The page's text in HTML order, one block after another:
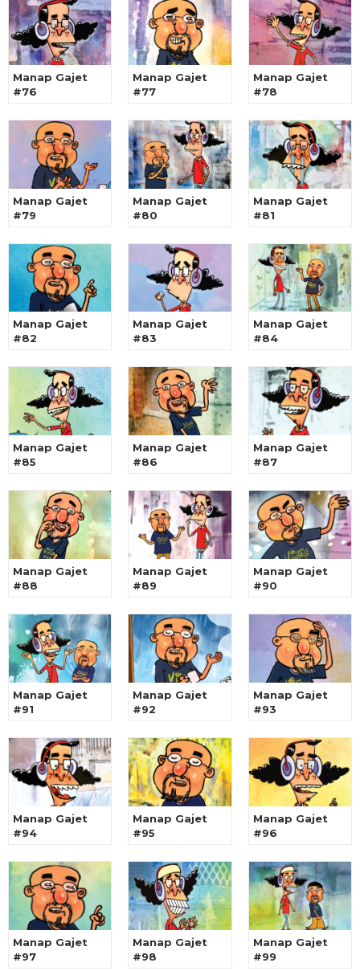
Manap Gajet
#76
Manap Gajet
#77
Manap Gajet
#78
Manap Gajet
#79
Manap Gajet
#80
Manap Gajet
#81
Manap Gajet
#82
Manap Gajet
#83
Manap Gajet
#84
Manap Gajet
#85
Manap Gajet
#86
Manap Gajet
#87
Manap Gajet
#88
Manap Gajet
#89
Manap Gajet
#90
Manap Gajet
#91
Manap Gajet
#92
Manap Gajet
#93
Manap Gajet
#94
Manap Gajet
#95
Manap Gajet
#96
Manap Gajet
#97
Manap Gajet
#98
Manap Gajet
#99